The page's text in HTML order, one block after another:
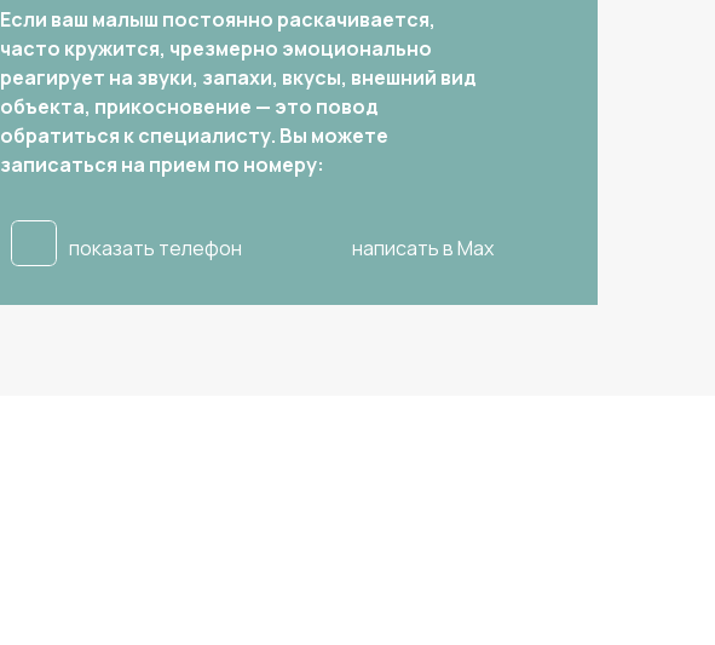
написать в Max
показать телефон
Если ваш малыш постоянно раскачивается,
часто кружится, чрезмерно эмоционально
реагирует на звуки, запахи, вкусы, внешний вид
объекта, прикосновение — это повод
обратиться к специалисту. Вы можете
записаться на прием по номеру: